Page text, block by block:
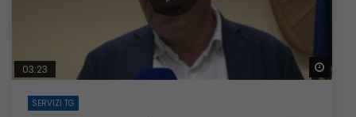
03:23
SERVIZI TG